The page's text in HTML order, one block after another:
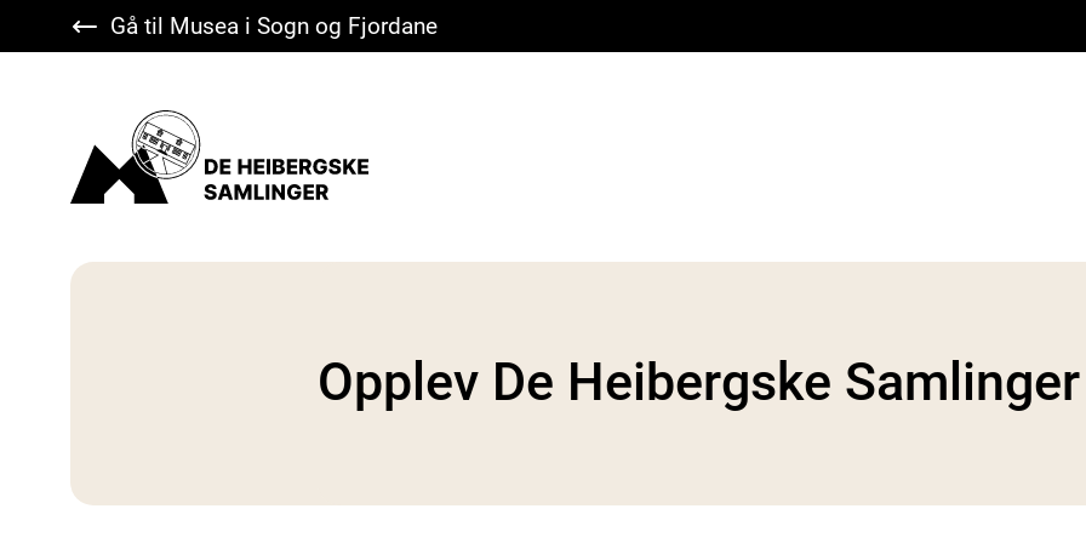
Gå til Musea i Sogn og Fjordane
De Heibergske Samlinger
Opplev De Heibergske Samlinger